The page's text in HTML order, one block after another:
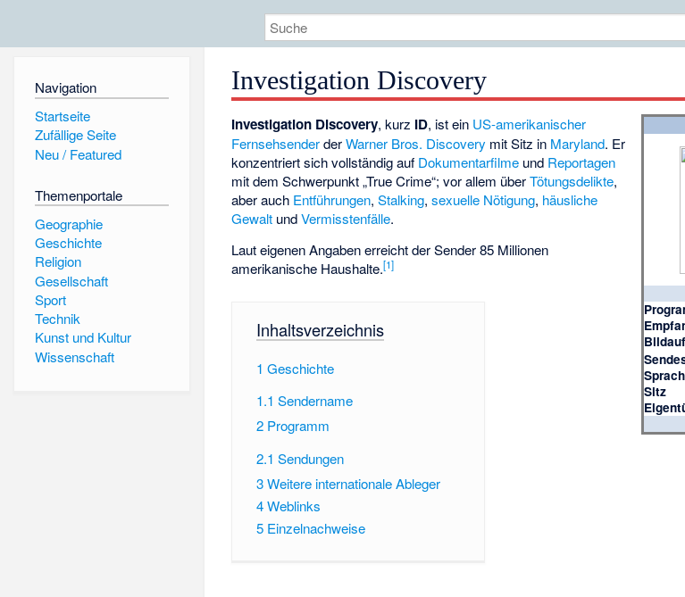
Navigation
Startseite
Zufällige Seite
Neu / Featured
Themenportale
Geographie
Geschichte
Religion
Gesellschaft
Sport
Technik
Kunst und Kultur
Wissenschaft
Investigation Discovery
Sitz
Investigation Discovery, kurz ID, ist ein US-amerikanischer
FernsehsenderderWarner Bros. Discovery mit Sitz in Maryland. Er
konzentriert sich vollständig auf Dokumentarfilme und Reportagen
mit dem Schwerpunkt „True Crime“; vor allem überTötungsdelikte,
aber auch Entführungen,Stalking,sexuelle Nötigung, häusliche
Gewalt undVermisstenfälle.
Laut eigenen Angaben erreicht der Sender 85 Millionen
amerikanische Haushalte.[1]
Inhaltsverzeichnis
1 Geschichte
1.1 Sendername
2 Programm
2.1 Sendungen
3Weitere internationale Ableger
4Weblinks
5 Einzelnachweise